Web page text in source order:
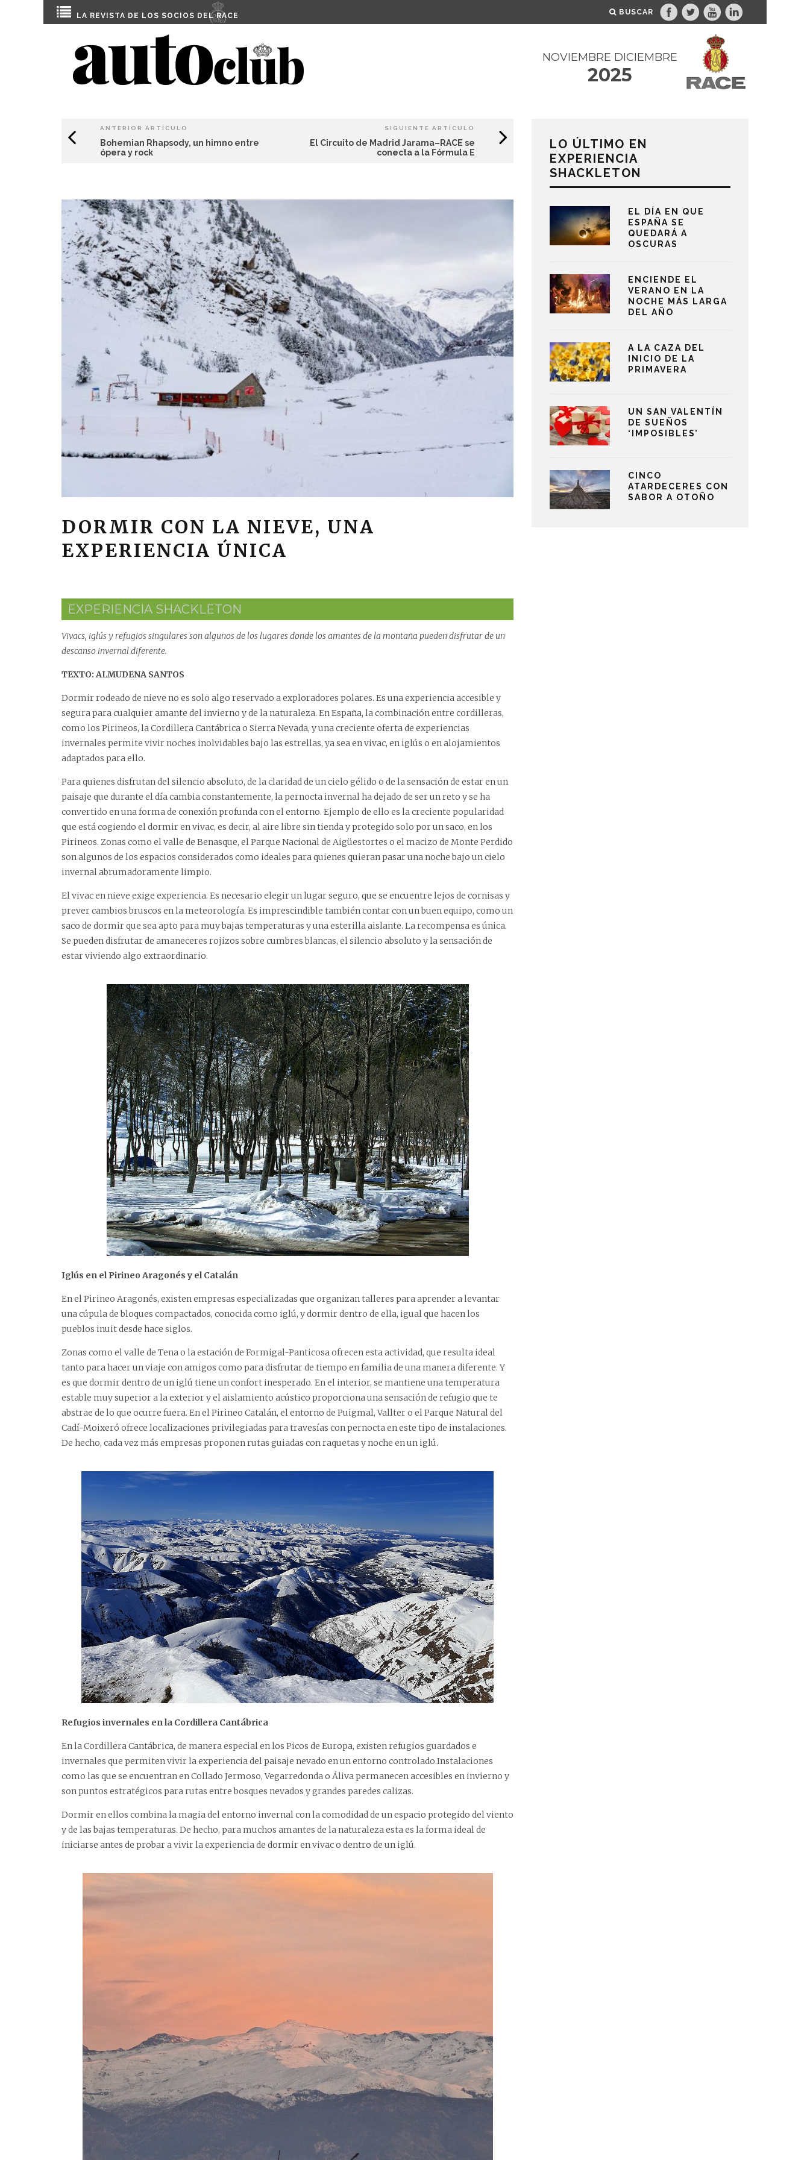
LA REVISTA DE LOS SOCIOS DEL RACE BUSCAR
NOVIEMBRE DICIEMBRE
2025
ANTERIOR ARTÍCULO
Bohemian Rhapsody, un himno entre
ópera y rock
SIGUIENTE ARTÍCULO
El Circuito de Madrid Jarama–RACE se
conecta a la Fórmula E
DORMIR CON LA NIEVE, UNA
EXPERIENCIA ÚNICA
EXPERIENCIA SHACKLETON
Vivacs, iglús y refugios singulares son algunos de los lugares donde los amantes de la montaña pueden disfrutar de un
descanso invernal diferente.
TEXTO: ALMUDENA SANTOS
Dormir rodeado de nieve no es solo algo reservado a exploradores polares. Es una experiencia accesible y
segura para cualquier amante del invierno y de la naturaleza. En España, la combinación entre cordilleras,
como los Pirineos, la Cordillera Cantábrica o Sierra Nevada, y una creciente oferta de experiencias
invernales permite vivir noches inolvidables bajo las estrellas, ya sea en vivac, en iglús o en alojamientos
adaptados para ello.
Para quienes disfrutan del silencio absoluto, de la claridad de un cielo gélido o de la sensación de estar en un
paisaje que durante el día cambia constantemente, la pernocta invernal ha dejado de ser un reto y se ha
convertido en una forma de conexión profunda con el entorno. Ejemplo de ello es la creciente popularidad
que está cogiendo el dormir en vivac, es decir, al aire libre sin tienda y protegido solo por un saco, en los
Pirineos. Zonas como el valle de Benasque, el Parque Nacional de Aigüestortes o el macizo de Monte Perdido
son algunos de los espacios considerados como ideales para quienes quieran pasar una noche bajo un cielo
invernal abrumadoramente limpio.
El vivac en nieve exige experiencia. Es necesario elegir un lugar seguro, que se encuentre lejos de cornisas y
prever cambios bruscos en la meteorología. Es imprescindible también contar con un buen equipo, como un
saco de dormir que sea apto para muy bajas temperaturas y una esterilla aislante. La recompensa es única.
Se pueden disfrutar de amaneceres rojizos sobre cumbres blancas, el silencio absoluto y la sensación de
estar viviendo algo extraordinario.
Iglús en el Pirineo Aragonés y el Catalán
En el Pirineo Aragonés, existen empresas especializadas que organizan talleres para aprender a levantar
una cúpula de bloques compactados, conocida como iglú, y dormir dentro de ella, igual que hacen los
pueblos inuit desde hace siglos.
Zonas como el valle de Tena o la estación de Formigal-Panticosa ofrecen esta actividad, que resulta ideal
tanto para hacer un viaje con amigos como para disfrutar de tiempo en familia de una manera diferente. Y
es que dormir dentro de un iglú tiene un confort inesperado. En el interior, se mantiene una temperatura
estable muy superior a la exterior y el aislamiento acústico proporciona una sensación de refugio que te
abstrae de lo que ocurre fuera. En el Pirineo Catalán, el entorno de Puigmal, Vallter o el Parque Natural del
Cadí-Moixeró ofrece localizaciones privilegiadas para travesías con pernocta en este tipo de instalaciones.
De hecho, cada vez más empresas proponen rutas guiadas con raquetas y noche en un iglú.
Refugios invernales en la Cordillera Cantábrica
En la Cordillera Cantábrica, de manera especial en los Picos de Europa, existen refugios guardados e
invernales que permiten vivir la experiencia del paisaje nevado en un entorno controlado.Instalaciones
como las que se encuentran en Collado Jermoso, Vegarredonda o Áliva permanecen accesibles en invierno y
son puntos estratégicos para rutas entre bosques nevados y grandes paredes calizas.
Dormir en ellos combina la magia del entorno invernal con la comodidad de un espacio protegido del viento
y de las bajas temperaturas. De hecho, para muchos amantes de la naturaleza esta es la forma ideal de
iniciarse antes de probar a vivir la experiencia de dormir en vivac o dentro de un iglú.
LO ÚLTIMO EN
EXPERIENCIA
SHACKLETON
EL DÍA EN QUE
ESPAÑA SE
QUEDARÁ A
OSCURAS
ENCIENDE EL
VERANO EN LA
NOCHE MÁS LARGA
DEL AÑO
A LA CAZA DEL
INICIO DE LA
PRIMAVERA
UN SAN VALENTÍN
DE SUEÑOS
‘IMPOSIBLES’
CINCO
ATARDECERES CON
SABOR A OTOÑO